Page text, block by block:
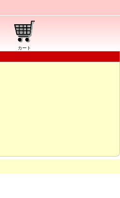
カート